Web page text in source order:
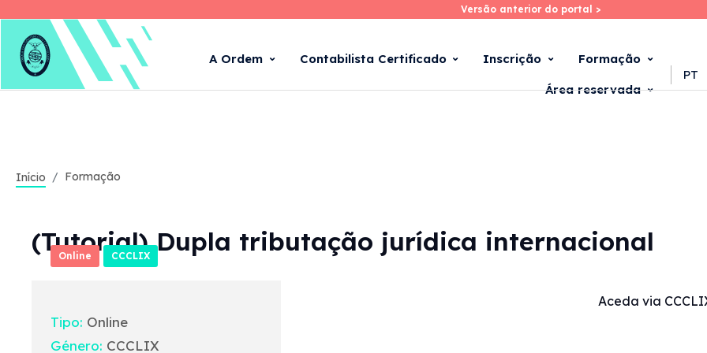
Skip
main
Versão anterior do portal >
Versão anterior do portal >
A Ordem Contabilista Certificado Inscrição Formação
Área reservada
PT
Início Formação
Online CCCLIX
(Tutorial) Dupla tributação jurídica internacional
Tipo: Online
Género: CCCLIX
Aceda via